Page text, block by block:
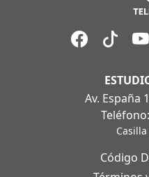
Av. España
Código